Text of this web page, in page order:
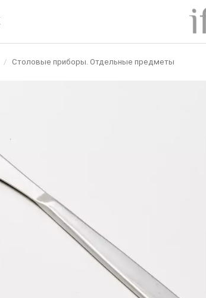
/ Столовые приборы. Отдельные предметы